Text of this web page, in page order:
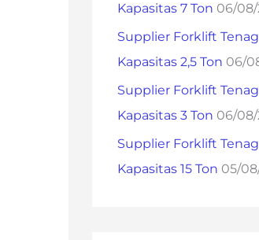
:
Kapasitas 7 Ton 06/
Supplier Forklift
Kapasitas 2,5 Ton 06/
Supplier Forklift
Kapasitas 3 Ton 06/
Supplier Forklift
Kapasitas 15 Ton 05/